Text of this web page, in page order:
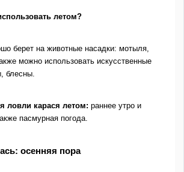
летом?
берет на животные насадки: мотыля,
можно использовать искусственные
блесны.
ловли карася летом: раннее утро и
пасмурная погода.
осенняя пора